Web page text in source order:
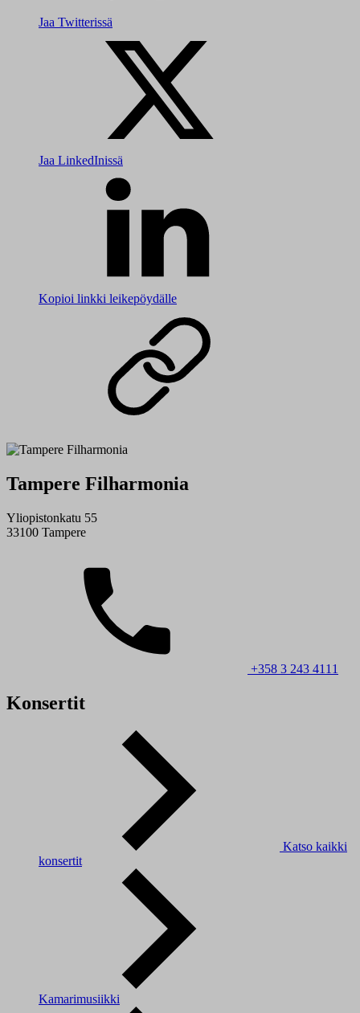
Jaa Twitterissä
Jaa LinkedInissä
Kopioi linkki leikepöydälle
Tampere Filharmonia
Yliopistonkatu 55
33100 Tampere
+358 3 243 4111
Konsertit
Katso kaikki
konsertit
Kamarimusiikki